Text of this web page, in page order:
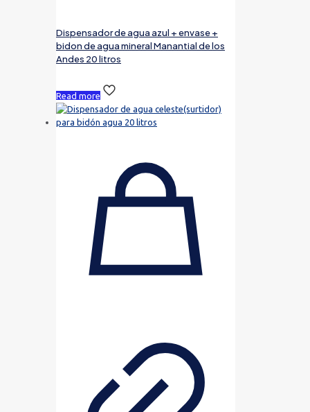
Dispensador de agua azul + envase +
bidon de agua mineral Manantial de los
Andes 20 litros
Read more